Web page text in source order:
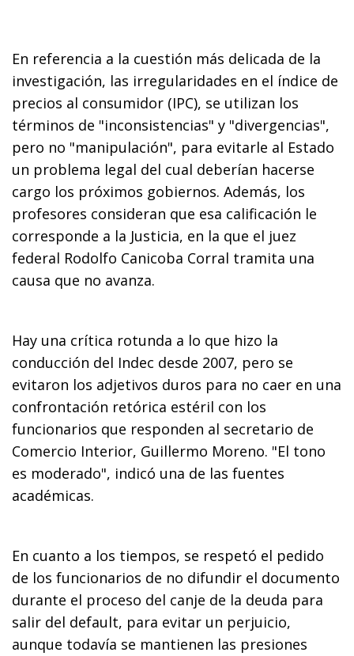
En referencia a la cuestión más delicada de la
investigación, las irregularidades en el índice de
precios al consumidor (IPC), se utilizan los
términos de "inconsistencias" y "divergencias",
pero no "manipulación", para evitarle al Estado
un problema legal del cual deberían hacerse
cargo los próximos gobiernos. Además, los
profesores consideran que esa calificación le
corresponde a la Justicia, en la que el juez
federal Rodolfo Canicoba Corral tramita una
causa que no avanza.
Hay una crítica rotunda a lo que hizo la
conducción del Indec desde 2007, pero se
evitaron los adjetivos duros para no caer en una
confrontación retórica estéril con los
funcionarios que responden al secretario de
Comercio Interior, Guillermo Moreno. "El tono
es moderado", indicó una de las fuentes
académicas.
En cuanto a los tiempos, se respetó el pedido
de los funcionarios de no difundir el documento
durante el proceso del canje de la deuda para
salir del default, para evitar un perjuicio,
aunque todavía se mantienen las presiones